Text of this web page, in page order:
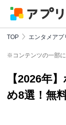
TOP エンタメアプ
※コンテンツの一部
【2026年
め8選！無